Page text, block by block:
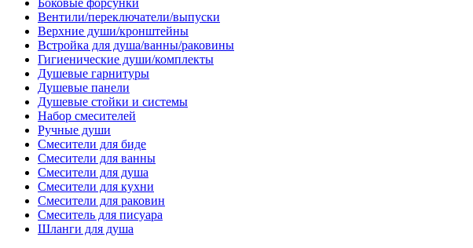
Боковые форсунки
Вентили/переключатели/выпуски
Верхние души/кронштейны
Встройка для душа/ванны/раковины
Гигиенические души/комплекты
Душевые гарнитуры
Душевые панели
Душевые стойки и системы
Набор смесителей
Ручные души
Смесители для биде
Смесители для ванны
Смесители для душа
Смесители для кухни
Смесители для раковин
Смеситель для писуара
Шланги для душа